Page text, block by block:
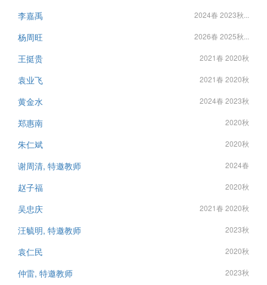
李嘉禹 2024春 2023秋...
杨周旺 2026春 2025秋...
王挺贵 2021春 2020秋
袁业飞 2021春 2020秋
黄金水 2024春 2023秋
郑惠南 2020秋
朱仁斌 2020秋
谢周清, 特邀教师 2024春
赵子福 2020秋
吴忠庆 2021春 2020秋
汪毓明, 特邀教师 2023秋
袁仁民 2020秋
仲雷, 特邀教师 2023秋